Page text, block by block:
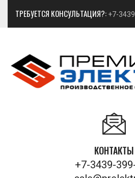
ТРЕБУЕТСЯ КОНСУЛЬТАЦИЯ?: +7-
КОНТАКТЫ
+7-3439-